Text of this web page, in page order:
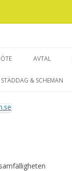
AVTAL
STÄDDAG & SCHEMAN